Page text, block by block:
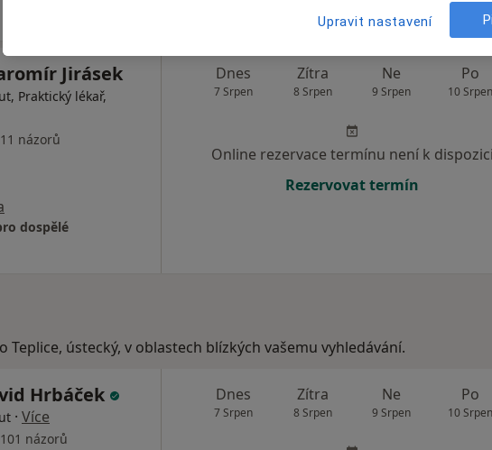
Jirásek
Praktický lékař,
11 názorů
dospělé
Dnes
7 Srpen
Zítra
8 Srpen
Ne
9 Srpen
Po
10 Srpen
Online rezervace termínu není k dispozici
Rezervovat termín
Teplice, ústecký, v oblastech blízkých vašemu vyhledávání.
Hrbáček
· Více
101 názorů
Dnes
7 Srpen
Zítra
8 Srpen
Ne
9 Srpen
Po
10 Srpen
Upravit nastavení